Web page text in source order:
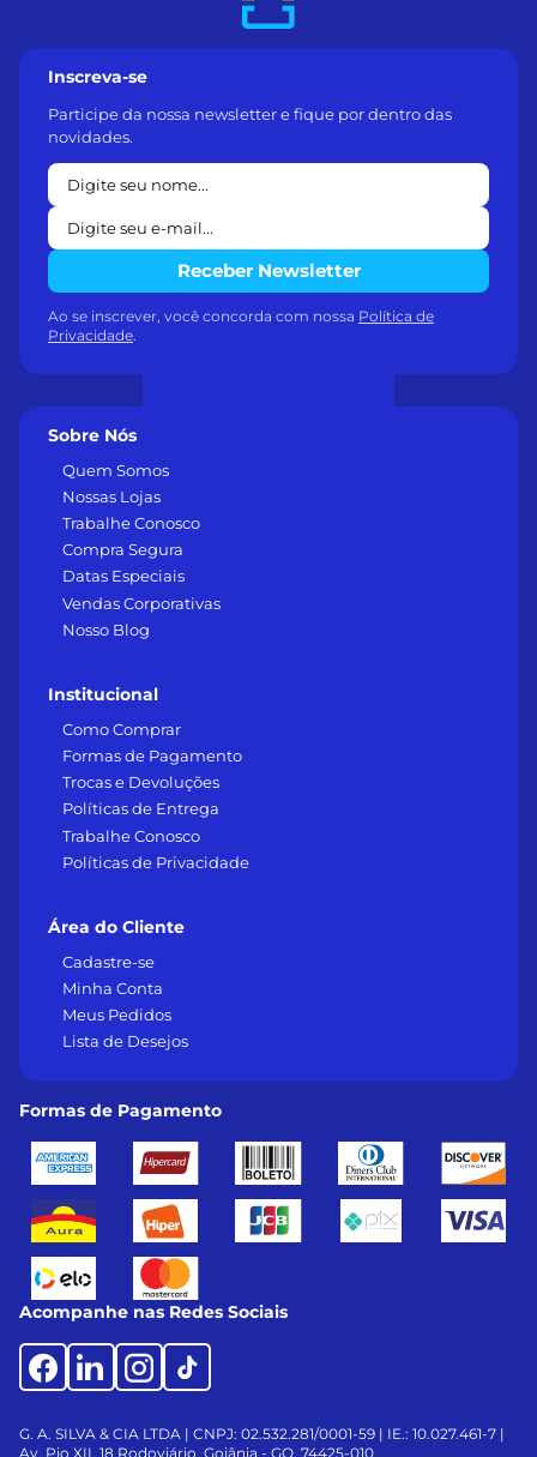
Sobre Nós
Quem Somos
Nossas Lojas
Trabalhe Conosco
Compra Segura
Datas Especiais
Vendas Corporativas
Nosso Blog
Institucional
Como Comprar
Formas de Pagamento
Trocas e Devoluções
Políticas de Entrega
Trabalhe Conosco
Políticas de Privacidade
Área do Cliente
Cadastre-se
Minha Conta
Meus Pedidos
Lista de Desejos
Inscreva-se
Participe da nossa newsletter e fique por dentro das
novidades.
Receber Newsletter
Ao se inscrever, você concorda com nossa Política de
Privacidade
Formas de Pagamento
Acompanhe nas Redes Sociais
G. A. SILVA & CIA LTDA | CNPJ: 02.532.281/0001-59 | IE.: 10.027.461-7 |
Av. Pio XII, 18 Rodoviário, Goiânia - GO, 74425-010